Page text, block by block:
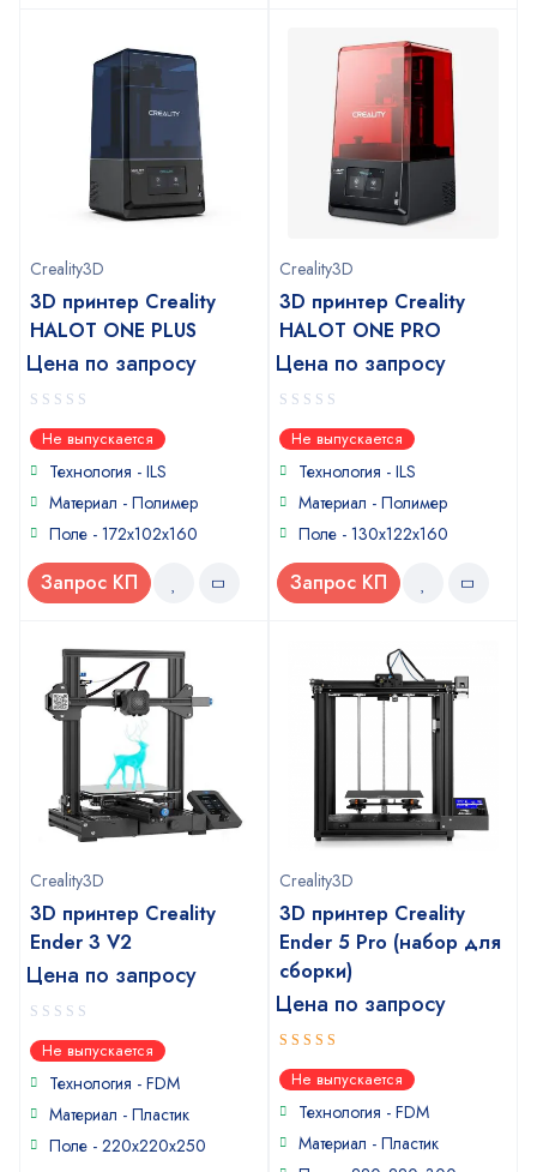
Creality3D
3D принтер Creality
HALOT ONE PLUS
Цена по запросу
0
out
of
Не выпускается
Технология - ILS
Материал - Полимер
Поле - 172x102x160
Запрос КП
Creality3D
3D принтер Creality
HALOT ONE PRO
Цена по запросу
0
out
of
Не выпускается
Технология - ILS
Материал - Полимер
Поле - 130x122x160
Запрос КП
Creality3D
3D принтер Creality
Ender 3 V2
Цена по запросу
0
out
of
Не выпускается
Технология - FDM
Материал - Пластик
Поле - 220х220х250
Creality3D
3D принтер Creality
Ender 5 Pro (набор для
сборки)
Цена по запросу
5out of 5
Не выпускается
Технология - FDM
Материал - Пластик